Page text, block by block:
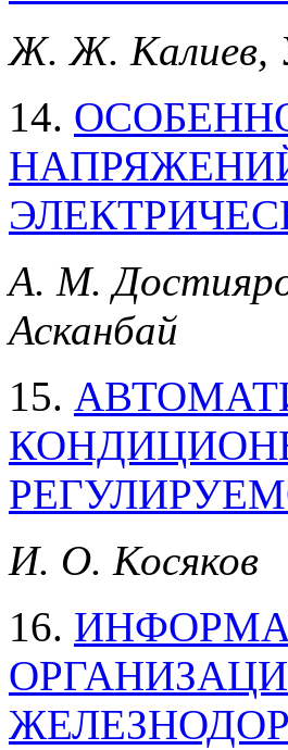
Ж. Ж. Калиев,
14.
А. М.
Асканбай
15.
И. О. Косяков
16.